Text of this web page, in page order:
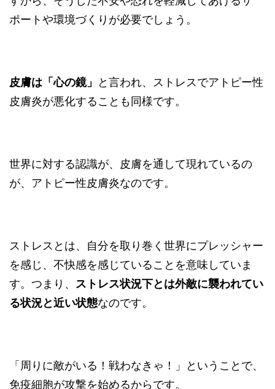
ポートや環境づくりが必要でしょう。
皮膚は「心の鏡」
と言われ、ストレスでアトピー性
皮膚炎が悪化することも同様です。
世界に対する認識が、皮膚を通して現れているの
が、アトピー性皮膚炎なのです。
ストレスとは、自分を取り巻く世界にプレッシャー
を感じ、不快感を感じていることを意味していま
す。つまり、 ストレス状況下とは外敵に襲われてい
る状況と近い状態なのです。
「周りに敵がいる！戦わなきゃ！」ということで、
免疫細胞が攻撃を始めるからです。